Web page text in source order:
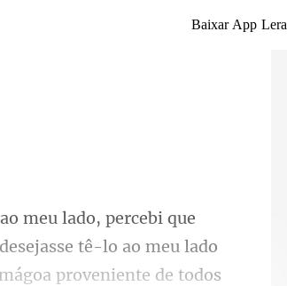
Baixar App Lera
tê-lo ao meu lado
proveniente de todos